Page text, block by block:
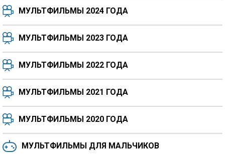
7.5 8.3
8.3
6.5 6.6
8.2
6.0 6.4
МУЛЬТФИЛЬМЫ 2024 ГОДА
МУЛЬТФИЛЬМЫ 2023 ГОДА
МУЛЬТФИЛЬМЫ 2022 ГОДА
МУЛЬТФИЛЬМЫ 2021 ГОДА
МУЛЬТФИЛЬМЫ 2020 ГОДА
МУЛЬТФИЛЬМЫ ДЛЯ МАЛЬЧИКОВ